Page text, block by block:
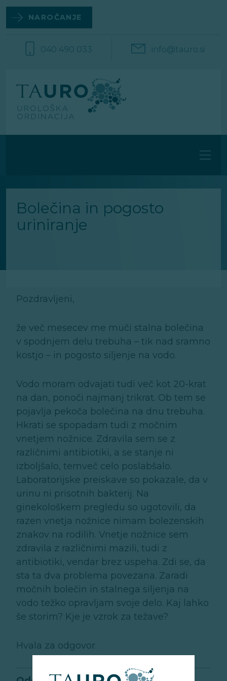
vsebino
040 490 033 info@tauro.si
NAROČANJE
Bolečina in pogosto
uriniranje
Pozdravljeni,
že več mesecev me muči stalna bolečina
v spodnjem delu trebuha – tik nad sramno
kostjo – in pogosto siljenje na vodo.
Vodo moram odvajati tudi več kot 20-krat
na dan, ponoči najmanj trikrat. Ob tem se
pojavlja pekoča bolečina na dnu trebuha.
Hkrati se spopadam tudi z močnim
vnetjem nožnice. Zdravila sem se z
različnimi antibiotiki, a se stanje ni
izboljšalo, temveč celo poslabšalo.
Laboratorijske preiskave so pokazale, da v
urinu ni prisotnih bakterij. Na
ginekološkem pregledu so ugotovili, da
razen vnetja nožnice nimam bolezenskih
znakov na rodilih. Vnetje nožnice sem
zdravila z različnimi mazili, tudi z
antibiotiki, vendar brez uspeha. Zdi se, da
sta ta dva problema povezana. Zaradi
močnih bolečin in stalnega siljenja na
vodo težko opravljam svoje delo. Kaj lahko
še storim? Kje je vzrok za težave?
Hvala za odgovor.